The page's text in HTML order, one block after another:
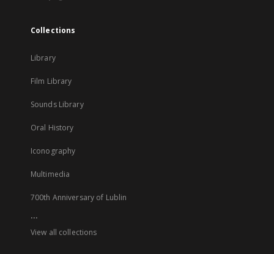
Collections
Library
Film Library
Sounds Library
Oral History
Iconography
Multimedia
700th Anniversary of Lublin
...
View all collections